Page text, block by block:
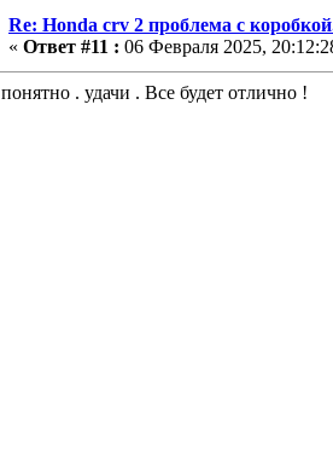
Re: Honda crv 2 проблема с
« Ответ #11 : 06 Февраля 2025,
понятно . удачи . Все будет отлично !